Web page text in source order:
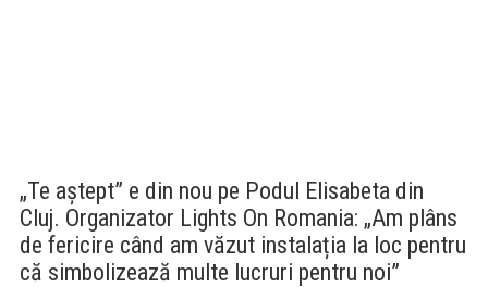
„Te aștept” e din nou pe Podul Elisabeta din
Cluj. Organizator Lights On Romania: „Am plâns
de fericire când am văzut instalația la loc pentru
că simbolizează multe lucruri pentru noi”